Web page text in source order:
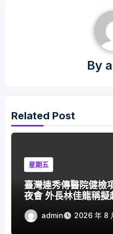
By
Related Post
星期五
臺灣連秀傳醫院健檢
夜會 外長林佳龍稱擬
admin 2026 年 8